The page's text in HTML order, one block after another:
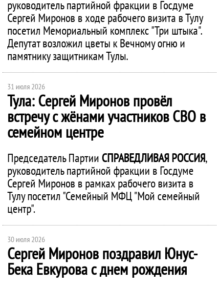
руководитель партийной фракции в Госдуме
Сергей Миронов в ходе рабочего визита в Тулу
посетил Мемориальный комплекс "Три штыка".
Депутат возложил цветы к Вечному огню и
памятнику защитникам Тулы.
31 июля 2026
Тула: Сергей Миронов провёл
встречу с жёнами участников СВО в
семейном центре
Председатель Партии СПРАВЕДЛИВАЯ РОССИЯ,
руководитель партийной фракции в Госдуме
Сергей Миронов в рамках рабочего визита в
Тулу посетил "Семейный МФЦ "Мой семейный
центр".
30 июля 2026
Сергей Миронов поздравил Юнус-
Бека Евкурова с днем рождения